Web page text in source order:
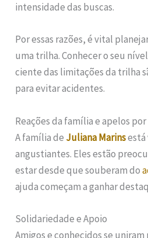
intensidade das buscas.
Por essas razões, é vital
uma trilha. Conhecer o seu
ciente das limitações da trilha
para evitar acidentes.
Reações da família e apelos
A família de Juliana Marinsestá
angustiantes. Eles estão
estar desde que souberam do
ajuda começam a ganhar
Solidariedade e Apoio
Amigos e conhecidos se